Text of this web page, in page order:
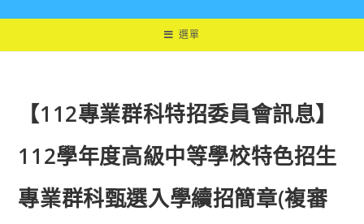
選單
【112專業群科特招委員會訊息】
112學年度高級中等學校特色招生
專業群科甄選入學續招簡章(複審